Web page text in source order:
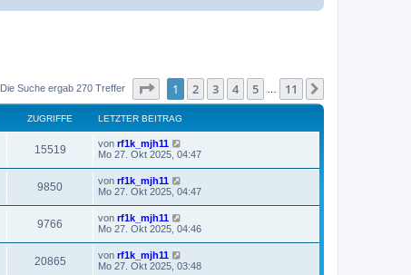
Die Suche ergab 270 Treffer Seite von11
1 2 3 4 5 11
ZUGRIFFE LETZTER BEITRAG
15519 von rf1k_mjh11
Mo 27. Okt 2025, 04:47
9850 von rf1k_mjh11
Mo 27. Okt 2025, 04:47
9766 von rf1k_mjh11
Mo 27. Okt 2025, 04:46
20865 von rf1k_mjh11
Mo 27. Okt 2025, 03:48